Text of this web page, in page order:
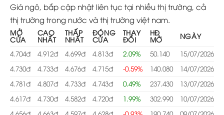
Giá ngô, bắp cập nhật liên tục tại nhiều thị trường, cả
thị trường trong nước và thị trường việt nam.
MỞ
CỬA
CAO
NHẤT
THẤP
NHẤT
ĐÓNG
CỬA
THAY
ĐỔI
HĐ
MỞ
NGÀY
4.704đ
4.912đ 4.699đ 4.813đ 2.09% 50.140
15/07/2026
4.730đ
4.733đ 4.676đ 4.715đ -0.59% 140.080
14/07/2026
4.781đ
4.807đ 4.733đ 4.743đ 0.49% 237.430
13/07/2026
4.617đ
4.730đ 4.582đ 4.720đ 1.99% 302.990
10/07/2026